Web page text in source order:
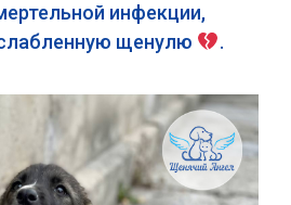
инфекции,
щенулю
.